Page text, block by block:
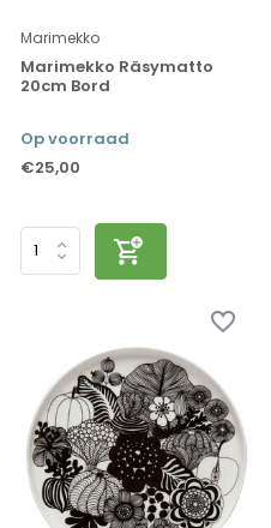
Marimekko
Marimekko Räsymatto
20cm Bord
Op voorraad
€25,00